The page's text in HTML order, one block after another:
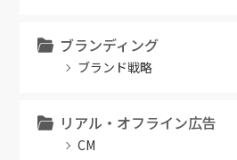
ブランディング
ブランド戦略
リアル・オフライン広告
CM